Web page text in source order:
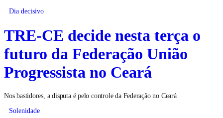
Dia decisivo
TRE-CE decide nesta terça o
futuro da Federação União
Progressista no Ceará
Nos bastidores, a disputa é pelo controle da Federação no Ceará
Solenidade